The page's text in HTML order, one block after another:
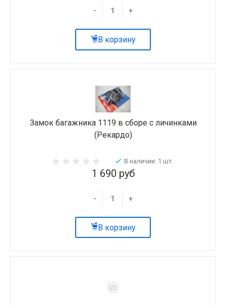
- +
В корзину
Замок багажника 1119 в сборе с личинками
(Рекардо)
В наличии: 1 шт.
1 690 руб
- +
В корзину